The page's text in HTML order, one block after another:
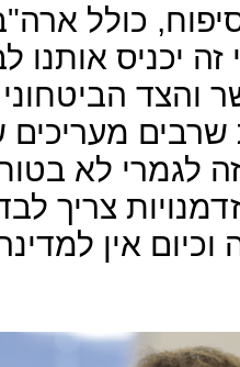
כולל
יכניס אותנו
והצד
שרבים מעריכים
לגמרי לא
צריך
אין